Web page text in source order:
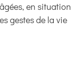
en situation
gestes de la vie